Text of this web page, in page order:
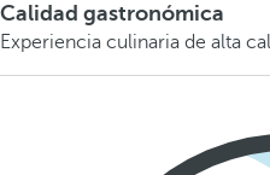
Calidad gastronómica
Experiencia culinaria de alta